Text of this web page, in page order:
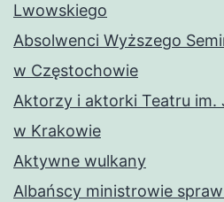
Lwowskiego
Absolwenci Wyższego
w Częstochowie
Aktorzy i aktorki Teatru im.
w Krakowie
Aktywne wulkany
Albańscy ministrowie